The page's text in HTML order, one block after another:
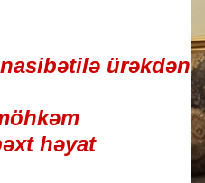
ürəkdən
həyat